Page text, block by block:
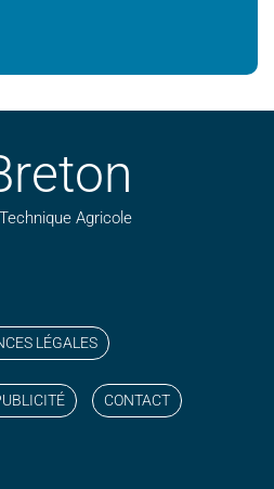
Agricole
LÉGALES
CONTACT